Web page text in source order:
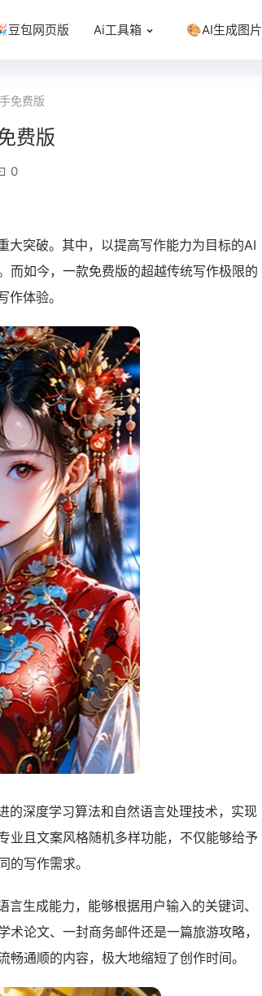
豆包网页版 Ai工具箱 🎨AI生成图片
免费版
费版
0
大突破。其中，以提高写作能力为目标的AI
而如今，一款免费版的超越传统写作极限的
体验。
的深度学习算法和自然语言处理技术，实现
业且文案风格随机多样功能，不仅能够给予
的写作需求。
生成能力，能够根据用户输入的关键词、
论文、一封商务邮件还是一篇旅游攻略，
通顺的内容，极大地缩短了创作时间。